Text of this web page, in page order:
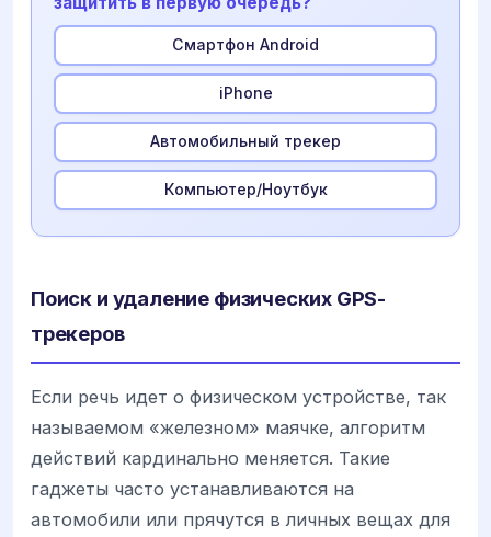
Смартфон Android
iPhone
Автомобильный трекер
Компьютер/Ноутбук
Поиск и удаление физических GPS-
трекеров
Если речь идет о физическом устройстве, так
называемом «железном» маячке, алгоритм
действий кардинально меняется. Такие
гаджеты часто устанавливаются на
автомобили или прячутся в личных вещах для